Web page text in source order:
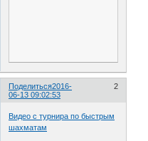
Поделиться 2
2016-
06-13 09:02:53
Видео с турнира по быстрым
шахматам